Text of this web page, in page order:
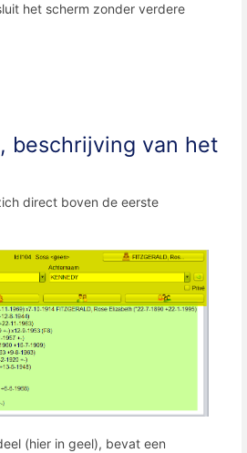
het scherm zonder verdere
beschrijving van het
direct boven de eerste
(hier in geel), bevat een